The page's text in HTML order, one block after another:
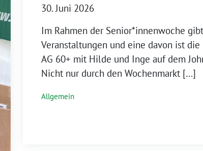
30. Juni 2026
Im Rahmen der Senior*innenwoche
Veranstaltungen und eine davon ist die
AG 60+ mit Hilde und Inge auf dem
Nicht nur durch den Wochenmarkt […]
Allgemein